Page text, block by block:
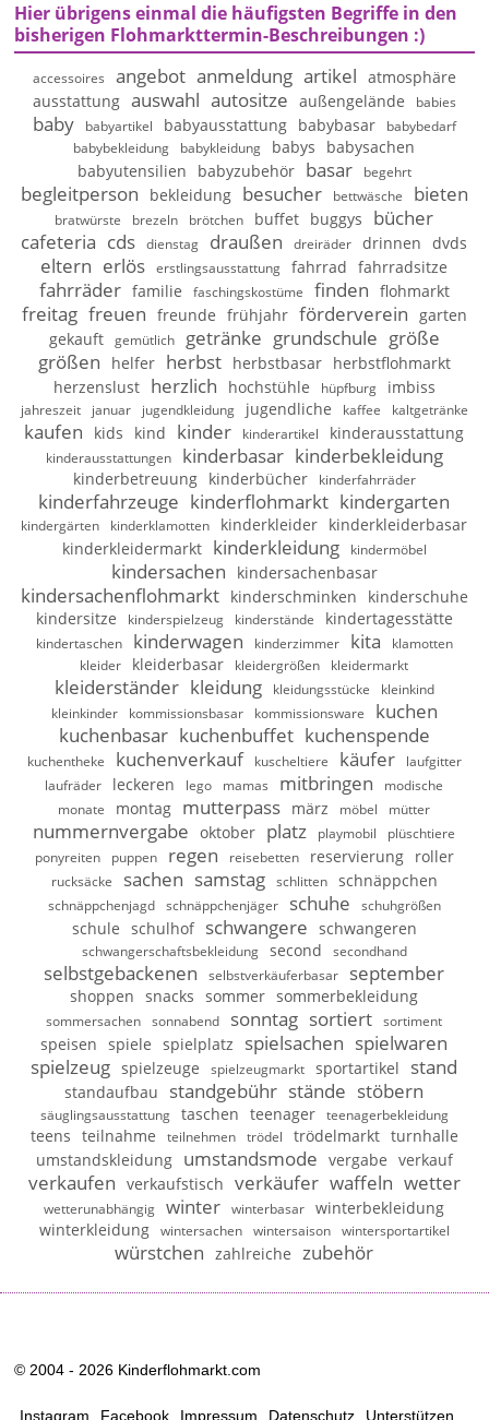
Hier übrigens einmal die häufigsten Begriffe in den
bisherigen Flohmarkttermin-Beschreibungen :)
accessoires angebot anmeldung artikel atmosphäre
ausstattung auswahl autositze außengelände babies
baby babyartikel babyausstattung babybasar
babybedarf
babybekleidung
babykleidung babys
babysachen
babyutensilien
babyzubehör basar begehrt
begleitperson bekleidung besucher bettwäsche bieten
bratwürste brezeln brötchen buffet buggys
bücher
cafeteria cds dienstag draußen dreiräder drinnen dvds
eltern erlös erstlingsausstattung fahrrad fahrradsitze
fahrräder familie faschingskostüme finden flohmarkt
freitag freuen freunde frühjahr förderverein garten
gekauft
gemütlich getränke grundschule größe
größen
helfer herbst herbstbasar herbstflohmarkt
herzenslust herzlich hochstühle hüpfburg imbiss
jahreszeit januar jugendkleidung jugendliche kaffee kaltgetränke
kaufen kids kind kinder kinderartikel kinderausstattung
kinderausstattungen kinderbasar kinderbekleidung
kinderbetreuung kinderbücher kinderfahrräder
kinderfahrzeuge kinderflohmarkt kindergarten
kindergärten kinderklamotten kinderkleider kinderkleiderbasar
kinderkleidermarkt kinderkleidung kindermöbel
kindersachen kindersachenbasar
kindersachenflohmarkt kinderschminken
kinderschuhe
kindersitze
kinderspielzeug kinderstände kindertagesstätte
kindertaschen kinderwagen kinderzimmer kita
klamotten
kleider
kleiderbasar kleidergrößen kleidermarkt
kleiderständer kleidung kleidungsstücke
kleinkind
kleinkinder
kommissionsbasar kommissionsware
kuchen
kuchenbasar kuchenbuffet kuchenspende
kuchentheke kuchenverkauf kuscheltiere käufer
laufgitter
laufräder
leckeren lego mamas mitbringen
modische
monate
montag mutterpass märz möbel mütter
nummernvergabe oktober platz playmobil
plüschtiere
ponyreiten
puppen regen reisebetten reservierung roller
rucksäcke sachen samstag schlitten schnäppchen
schnäppchenjagd schnäppchenjäger schuhe schuhgrößen
schule schulhof schwangere schwangeren
schwangerschaftsbekleidung second secondhand
selbstgebackenen selbstverkäuferbasar september
shoppen snacks sommer sommerbekleidung
sommersachen sonnabend sonntag sortiert sortiment
speisen spiele spielplatz spielsachen spielwaren
spielzeug spielzeuge spielzeugmarkt sportartikel stand
standaufbau standgebühr stände stöbern
säuglingsausstattung taschen teenager teenagerbekleidung
teens teilnahme teilnehmen trödel trödelmarkt turnhalle
umstandskleidung umstandsmode vergabe verkauf
verkaufen verkaufstisch verkäufer waffeln wetter
wetterunabhängig winter winterbasar
winterbekleidung
winterkleidung
wintersachen wintersaison wintersportartikel
würstchen zahlreiche zubehör
© 2004 - 2026 Kinderflohmarkt.com
Instagram Facebook Impressum Datenschutz Unterstützen